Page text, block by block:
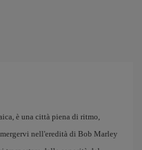
è una città piena di ritmo,
nell'eredità di Bob Marley